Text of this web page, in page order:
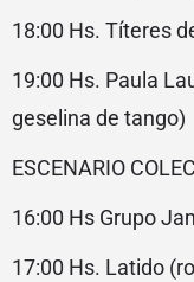
18:00 Hs. Títeres
19:00 Hs. Paula
geselina de tango)
ESCENARIO
16:00 Hs Grupo
17:00 Hs. Latido